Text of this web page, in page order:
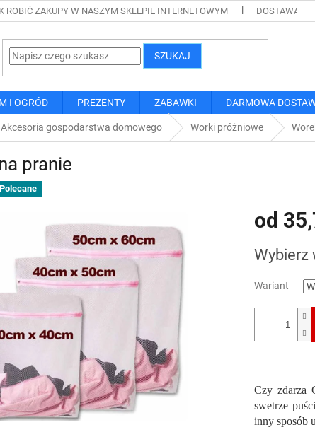
ROBIĆ ZAKUPY W NASZYM SKLEPIE INTERNETOWYM DOSTAWA I
SZUKAJ
I OGRÓD PREZENTY ZABAWKI DARMOWA
Akcesoria gospodarstwa domowego Worki próżniowe
pranie
Polecane
od
jednostkowa:
Wybierz
Wariant
Czy zdarza
swetrze
inny sposób